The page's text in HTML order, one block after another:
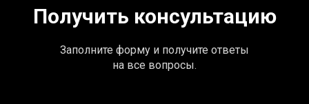
Получить консультацию
Заполните форму и получите ответы
на все вопросы.